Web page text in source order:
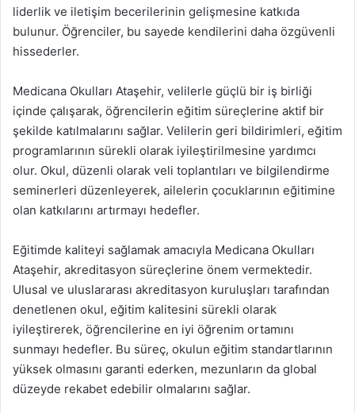
liderlik ve iletişim becerilerinin gelişmesine katkıda
bulunur. Öğrenciler, bu sayede kendilerini daha özgüvenli
hissederler.
Medicana Okulları Ataşehir, velilerle güçlü bir iş birliği
içinde çalışarak, öğrencilerin eğitim süreçlerine aktif bir
şekilde katılmalarını sağlar. Velilerin geri bildirimleri, eğitim
programlarının sürekli olarak iyileştirilmesine yardımcı
olur. Okul, düzenli olarak veli toplantıları ve bilgilendirme
seminerleri düzenleyerek, ailelerin çocuklarının eğitimine
olan katkılarını artırmayı hedefler.
Eğitimde kaliteyi sağlamak amacıyla Medicana Okulları
Ataşehir, akreditasyon süreçlerine önem vermektedir.
Ulusal ve uluslararası akreditasyon kuruluşları tarafından
denetlenen okul, eğitim kalitesini sürekli olarak
iyileştirerek, öğrencilerine en iyi öğrenim ortamını
sunmayı hedefler. Bu süreç, okulun eğitim standartlarının
yüksek olmasını garanti ederken, mezunların da global
düzeyde rekabet edebilir olmalarını sağlar.